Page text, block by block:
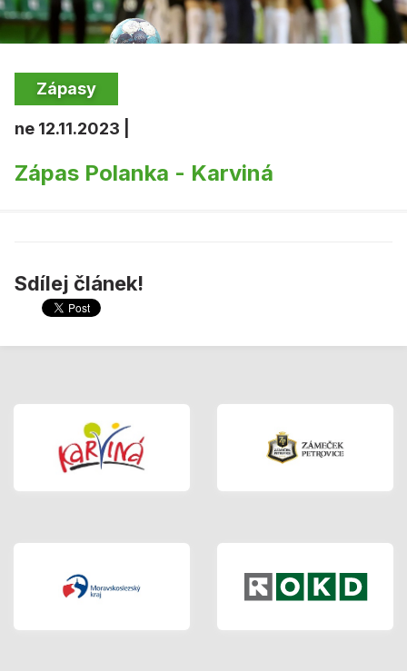
Zápasy
ne 12.11.2023 |
Zápas Polanka - Karviná
Sdílej článek!